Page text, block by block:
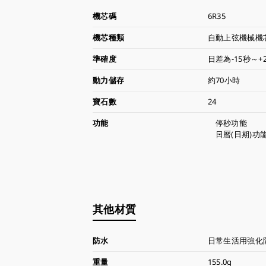
機芯碼
6R35
機芯種類
自動上弦機械機
準確度
日差為-15秒～
動力儲存
約70小時
寶石數
24
功能
停秒功能
日曆(日期)功
其他材質
防水
日常生活用強化
重量
155.0g